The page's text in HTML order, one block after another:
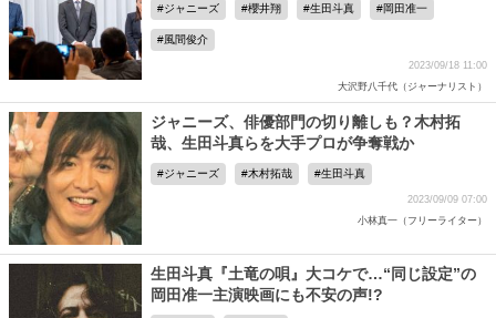
ジャニーズ 櫻井翔 生田斗真 岡田准一
風間俊介
2023/09/18 11:00
大沢野八千代（ジャーナリスト）
ジャニーズ、俳優部門の切り離しも？木村拓
哉、生田斗真らを大手プロが争奪戦か
ジャニーズ 木村拓哉 生田斗真
2023/09/09 07:00
小林真一（フリーライター）
生田斗真『土竜の唄』大コケで…“同じ設定”の
岡田准一主演映画にも不安の声!?